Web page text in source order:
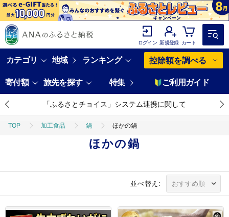
ログイン 新規登録 カート
カテゴリ 地域 ランキング 控除額を調べる
寄付額 旅先を探す 特集 ご利用ガイド
「ふるさとチョイス」システム連携に関して
TOP 加工食品 鍋 ほかの鍋
ほかの鍋
並べ替え: